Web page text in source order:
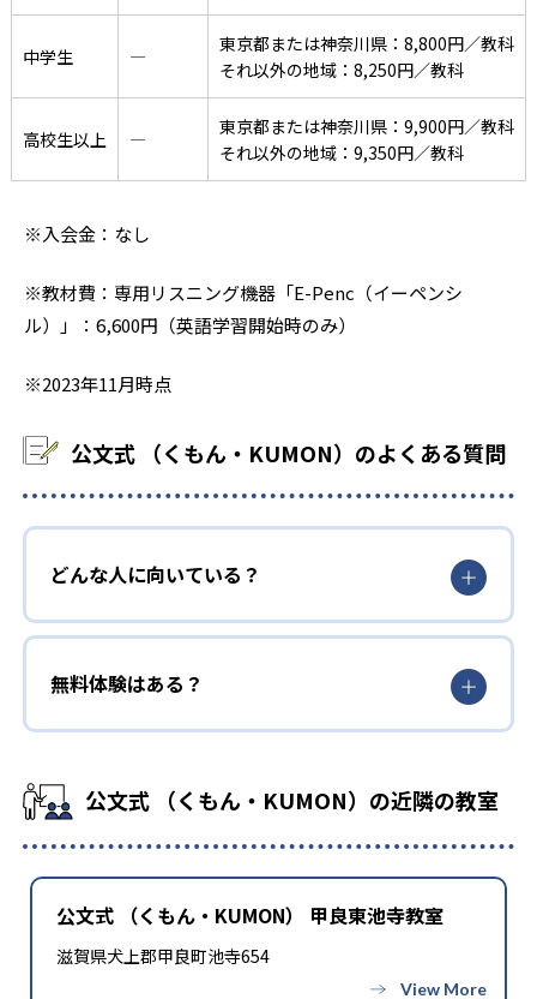
中学生 ―
東京都または神奈川県：8,800円／教科
それ以外の地域：8,250円／教科
高校生以上 ―
東京都または神奈川県：9,900円／教科
それ以外の地域：9,350円／教科
※入会金：なし
※教材費：専用リスニング機器「E-Penc（イーペンシ
ル）」：6,600円（英語学習開始時のみ）
※2023年11月時点
公文式 （くもん・KUMON）のよくある質問
どんな人に向いている？
無料体験はある？
公文式 （くもん・KUMON）の近隣の教室
公文式 （くもん・KUMON） 甲良東池寺教室
滋賀県犬上郡甲良町池寺654